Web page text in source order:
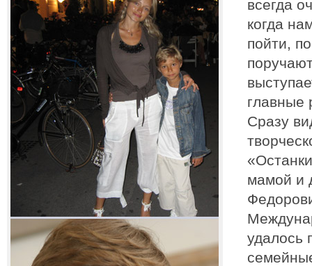
всегда
когда
пойти,
главные
Сразу
мамой и
удалось